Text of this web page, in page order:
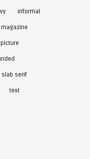
informal
magazine
picture
slab serif
text